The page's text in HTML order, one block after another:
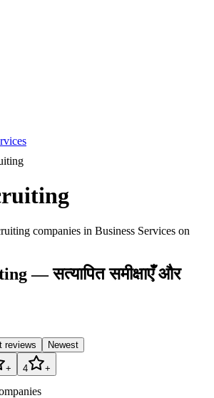
companies in Business Services on
— सत्यापित समीक्षाएँ और
reviews Newest
+ 4 +